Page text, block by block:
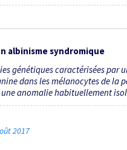
albinisme syndromique
génétiques caractérisées par
dans les mélanocytes de la
anomalie habituellement
2017